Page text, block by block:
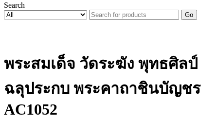
Search
Go
พระสมเด็จ วัดระฆัง พุทธศิลป์
ฉลุประกบ พระคาถาชินบัญชร
AC1052